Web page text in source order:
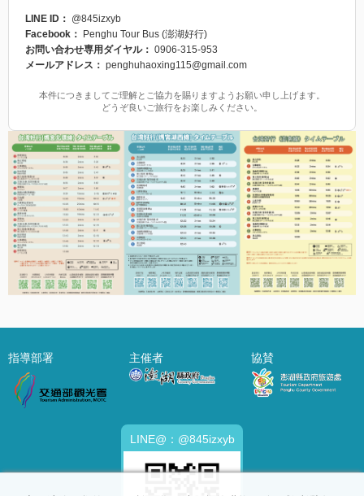
LINE ID： @845izxyb
Facebook：
Penghu Tour Bus (澎湖好行)
お問い合わせ専用ダイヤル： 0906-315-953
メールアドレス： penghuhaoxing115@gmail.com
本件につきましてご理解とご協力を賜りますようお願い申し上げます。
どうぞ良いご旅行をお楽しみください。
指導部署 主催者 協賛
LINE@：@845izxyb